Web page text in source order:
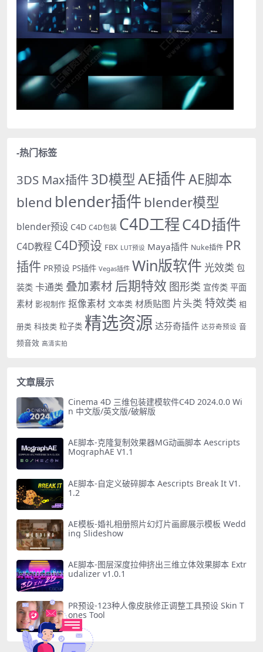
-热门标签
3DS Max插件3D模型AE插件AE脚本
blend blender插件 blender模型
blender预设 C4D C4D包装 C4D工程C4D插件
C4D教程 C4D预设 FBX LUT预设 Maya插件 Nuke插件 PR
插件 PR预设 PS插件 Vegas插件 Win版软件 光效类 包
装类 卡通类 叠加素材 后期特效 图形类 宣传类 平面
素材 影视制作 抠像素材 文本类 材质贴图 片头类 特效类 相
册类 科技类 粒子类 精选资源 达芬奇插件 达芬奇预设 音
频音效 高清实拍
文章展示
Cinema 4D 三维包装建模软件C4D 2024.0.0 Wi
n 中文版/英文版/破解版
AE脚本-克隆复制效果器MG动画脚本 Aescripts
MographAE V1.1
AE脚本-自定义破碎脚本 Aescripts Break It V1.
1.2
AE模板-婚礼相册照片幻灯片画廊展示模板 Wedd
ing Slideshow
AE脚本-图层深度拉伸挤出三维立体效果脚本 Extr
udalizer v1.0.1
PR预设-123种人像皮肤修正调整工具预设 Skin T
ones Tool